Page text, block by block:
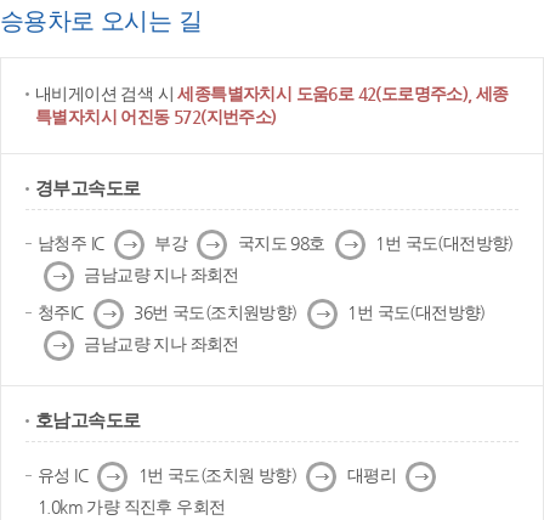
승용차로 오시는 길
내비게이션 검색 시세종특별자치시 도움6로 42(도로명주소), 세종
특별자치시 어진동 572(지번주소)
경부고속도로
남청주 IC 다
음
부강 다
음
국지도 98호 다
음
1번 국도(대전방향)
다
음
금남교량 지나 좌회전
청주IC 다
음
36번 국도(조치원방향) 다
음
1번 국도(대전방향)
다
음
금남교량 지나 좌회전
호남고속도로
유성 IC 다
음
1번 국도(조치원 방향) 다
음
대평리 다
음
1.0km 가량 직진후 우회전